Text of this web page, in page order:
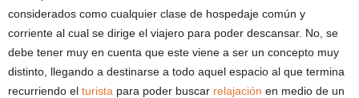
considerados como cualquier clase de hospedaje común y
corriente al cual se dirige el viajero para poder descansar. No, se
debe tener muy en cuenta que este viene a ser un concepto muy
distinto, llegando a destinarse a todo aquel espacio al que termina
recurriendo el turista para poder buscar relajación en medio de un